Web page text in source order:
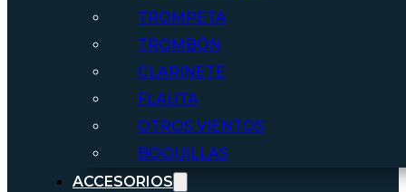
TROMPETA
TROMBÓN
CLARINETE
FLAUTA
OTROS VIENTOS
BOQUILLAS
ACCESORIOS